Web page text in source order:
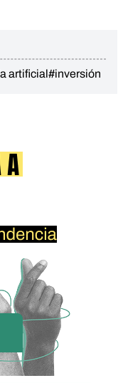
artificial#inversión